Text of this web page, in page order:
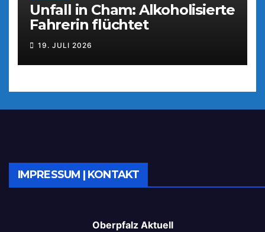
Unfall in Cham: Alkoholisierte
Fahrerin flüchtet
19. JULI 2026
IMPRESSUM | KONTAKT
Oberpfalz Aktuell